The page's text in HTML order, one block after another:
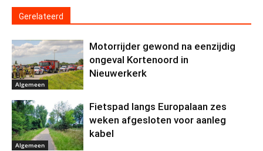
Gerelateerd
Algemeen
Motorrijder gewond na eenzijdig
ongeval Kortenoord in
Nieuwerkerk
Algemeen
Fietspad langs Europalaan zes
weken afgesloten voor aanleg
kabel